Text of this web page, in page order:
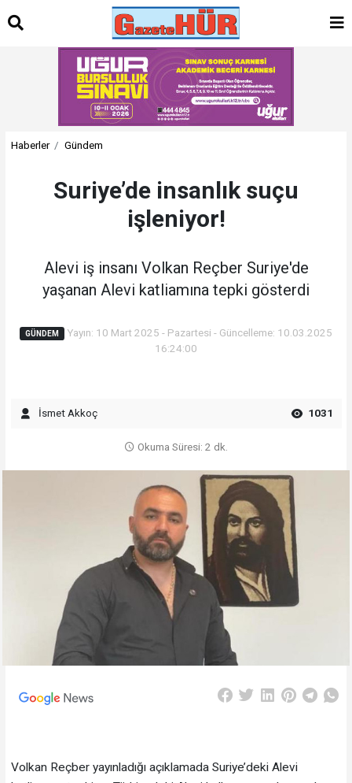
Haberler Gündem
Suriye’de insanlık suçu
işleniyor!
Alevi iş insanı Volkan Reçber Suriye'de
yaşanan Alevi katliamına tepki gösterdi
GÜNDEM
Yayın: 10 Mart 2025 - Pazartesi - Güncelleme: 10.03.2025
16:24:00
İsmet Akkoç 1031
Okuma Süresi: 2 dk.
Volkan Reçber yayınladığı açıklamada Suriye’deki Alevi